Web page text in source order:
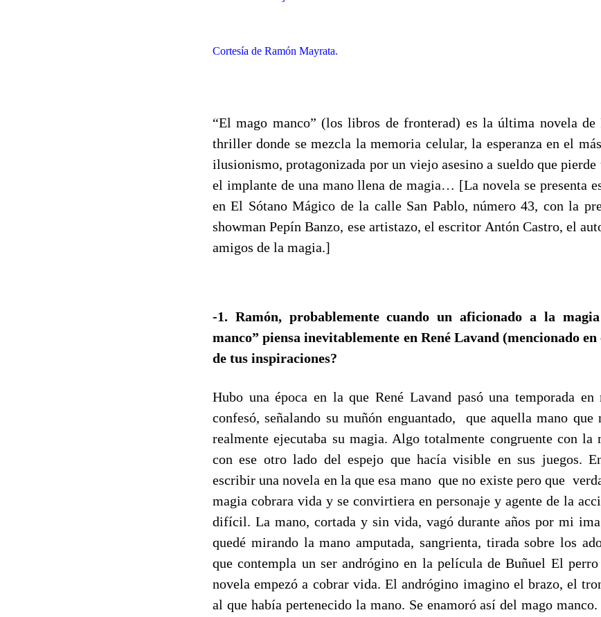
Cortesía de Ramón Mayrata.
“El mago manco” (los libros de fronterad) es la última novela de
thriller donde se mezcla la memoria celular, la esperanza en el
ilusionismo, protagonizada por un viejo asesino a sueldo que
el implante de una mano llena de magia… [La novela se presenta
en El Sótano Mágico de la calle San Pablo, número 43, con la
showman Pepín Banzo, ese artistazo, el escritor Antón Castro, el
amigos de la magia.]
-1. Ramón, probablemente cuando un aficionado a la
manco” piensa inevitablemente en René Lavand (mencionado
de tus inspiraciones?
Hubo una época en la que René Lavand pasó una temporada
confesó, señalando su muñón enguantado, que aquella mano
realmente ejecutaba su magia. Algo totalmente congruente con la
con ese otro lado del espejo que hacía visible en sus juegos.
escribir una novela en la que esa mano que no existe pero que
magia cobrara vida y se convirtiera en personaje y agente de la
difícil. La mano, cortada y sin vida, vagó durante años por mi
quedé mirando la mano amputada, sangrienta, tirada sobre los
que contempla un ser andrógino en la película de Buñuel El
novela empezó a cobrar vida. El andrógino imagino el brazo, el
al que había pertenecido la mano. Se enamoró así del mago